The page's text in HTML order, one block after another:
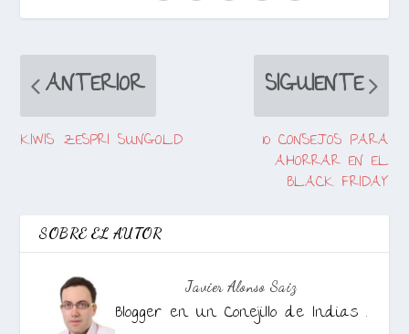
ANTERIOR
KIWIS ZESPRI SUNGOLD
SIGUIENTE
10 CONSEJOS PARA
AHORRAR EN EL
BLACK FRIDAY
SOBRE EL AUTOR
Javier Alonso Saiz
Blogger en Un Conejillo de Indias .